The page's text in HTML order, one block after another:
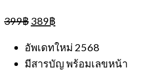
399฿ Original
was:
399฿.
389฿
is:
389฿.
อัพเดทใหม่ 2568
มีสารบัญ พร้อมเลขหน้า